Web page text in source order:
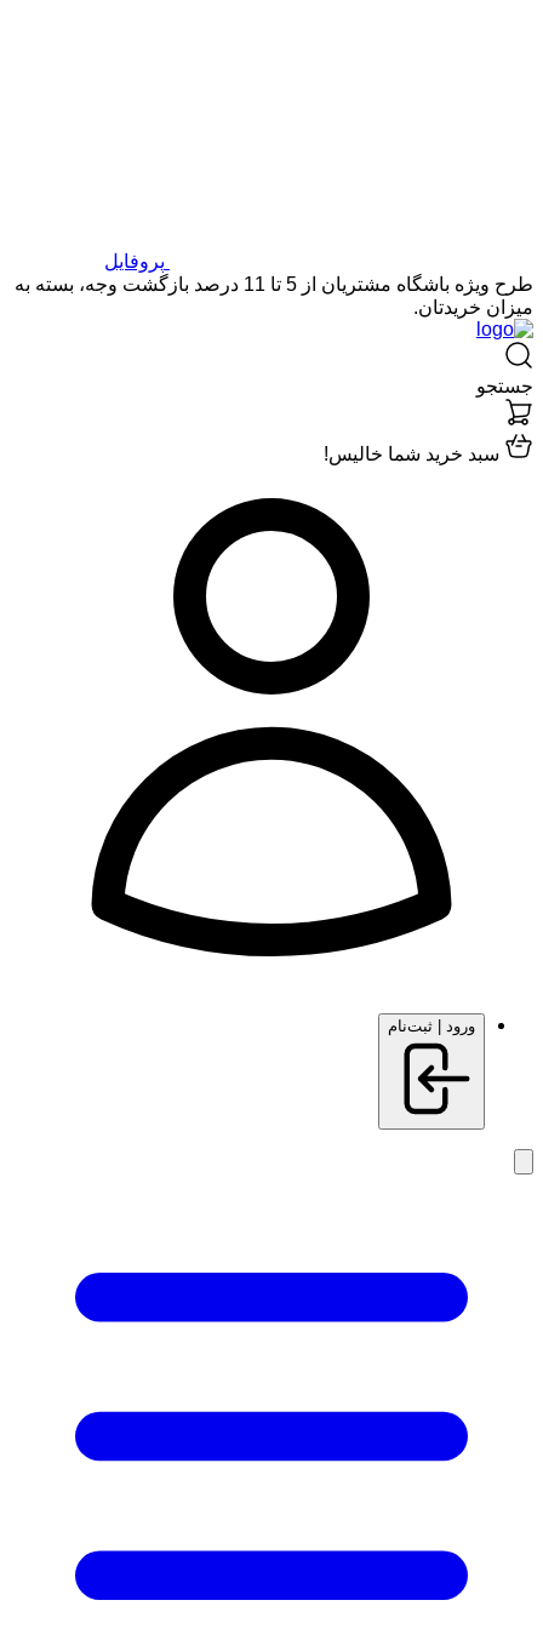
پروفایل
طرح ویژه باشگاه مشتریان از 5 تا 11 درصد بازگشت وجه، بسته به
میزان خریدتان.
جستجو
سبد خرید شما خالیس!
ورود | ثبت‌نام